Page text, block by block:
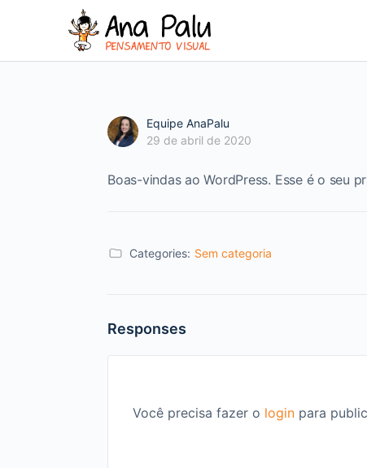
Equipe AnaPalu
29 de abril de 2020
Boas-vindas ao WordPress. Esse é o seu
Categories: Sem categoria
Responses
Você precisa fazer o login para